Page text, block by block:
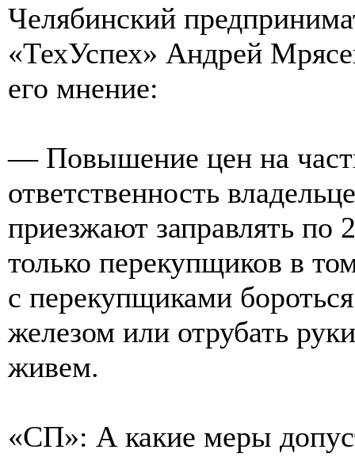
Челябинский
«ТехУспех» Андрей
его мнение:
— Повышение цен на
ответственность
приезжают заправлять по
только перекупщиков в
с перекупщиками
железом или отрубать
живем.
«СП»: А какие меры